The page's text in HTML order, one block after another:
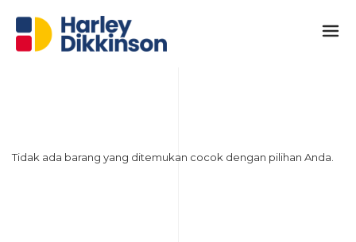
Tidak ada barang yang ditemukan cocok dengan pilihan Anda.